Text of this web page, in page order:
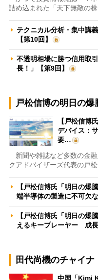
詰め込まれた「天下無敵の
テクニカル分析・集中講
【第10回】
不透明相場に勝つ信用取
長！」【第9回】
戸松信博の明日の爆
【戸松信博
デバイス：
要…
新聞や雑誌など多数の金
クアドバイザーズ代表の戸
【戸松信博氏「明日の爆
端半導体の製造に不可欠
【戸松信博氏「明日の爆
えるキープレーヤー 成
田代尚機のチャイナ
中国「Kimi